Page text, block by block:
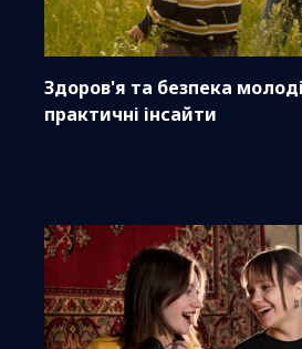
Здоров'я та безпека
практичні інсайти